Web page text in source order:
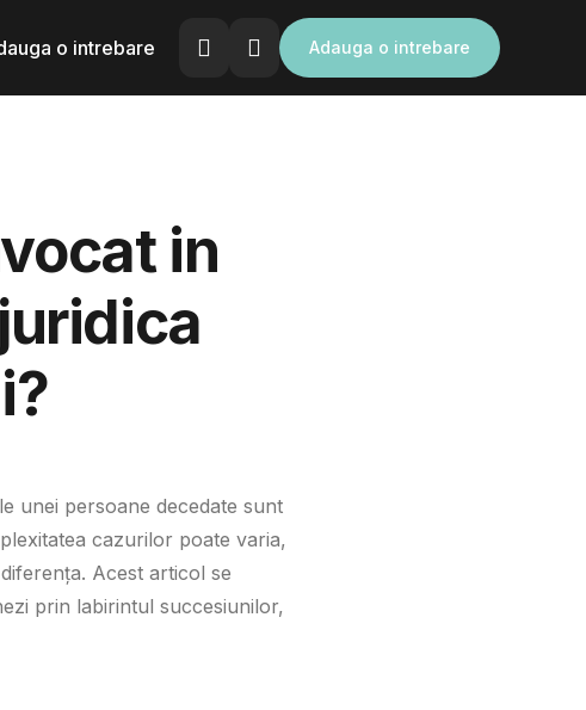
o intrebare Adauga o intrebare
in
unei persoane decedate sunt
cazurilor poate varia,
Acest articol se
prin labirintul succesiunilor,